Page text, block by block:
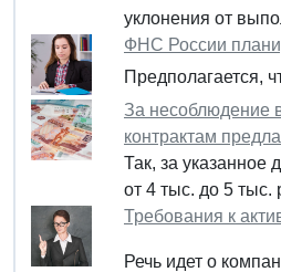
уклонения от
ФНС России
Предполагается,
За несоблюдение
контрактам
Так, за
от 4 тыс. до 5 тыс.
Требования к
Речь идет о